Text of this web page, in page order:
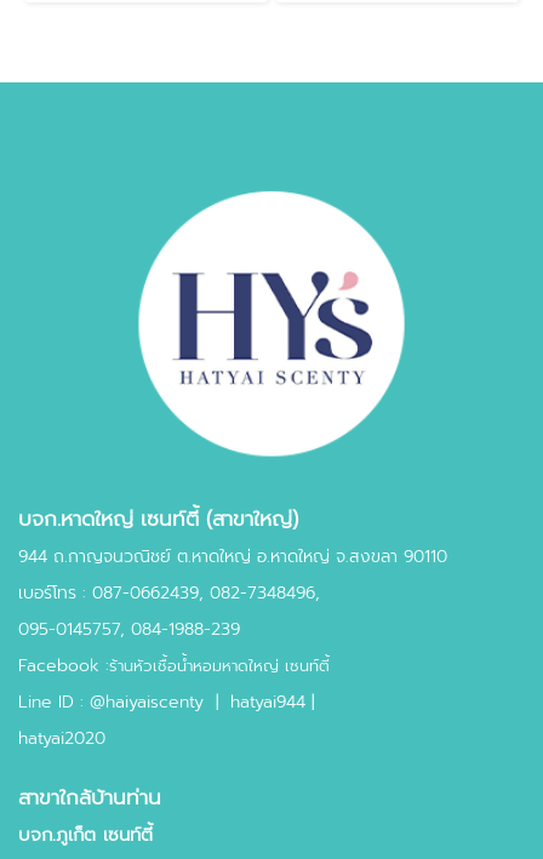
บจก.หาดใหญ่ เซนท์ตี้ (สาขาใหญ่)
944 ถ.กาญจนวณิชย์ ต.หาดใหญ่ อ.หาดใหญ่ จ.สงขลา 90110
เบอร์โทร : 087-0662439, 082-7348496,
095-0145757, 084-1988-239
Facebook :ร้านหัวเชื้อน้ำหอมหาดใหญ่ เซนท์ตี้
Line ID : @haiyaiscenty | hatyai944 |
hatyai2020
สาขาใกล้บ้านท่าน
บจก.ภูเก็ต เซนท์ตี้